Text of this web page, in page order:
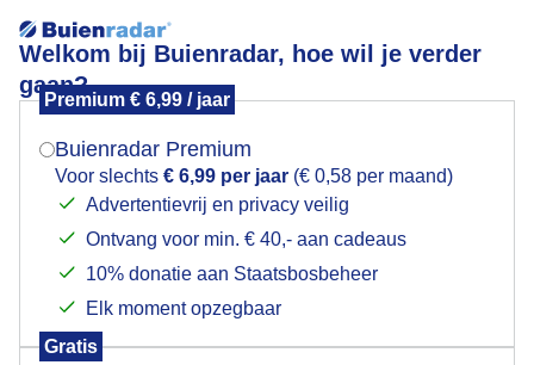
Welkom bij Buienradar, hoe wil je verder
gaan?
Premium € 6,99 / jaar
Buienradar Premium
Voor slechts € 6,99 per jaar (€ 0,58 per maand)
Advertentievrij en privacy veilig
Ontvang voor min. € 40,- aan cadeaus
10% donatie aan Staatsbosbeheer
Elk moment opzegbaar
Gratis
Mistig landschap
Mogen we je locatie gebruiken voor het
Indien je hier nog geen akkoord op hebt gegeven,
verschijnt er zo een pop-up uit je browser waarin
Is goed, toon de popup